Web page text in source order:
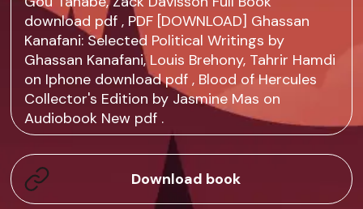
download pdf , PDF [DOWNLOAD] Ghassan
Kanafani: Selected Political Writings by
Ghassan Kanafani, Louis Brehony, Tahrir Hamdi
on Iphone download pdf , Blood of Hercules
Collector's Edition by Jasmine Mas on
Audiobook New pdf .
Download book